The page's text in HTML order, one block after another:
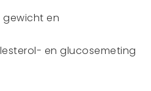
gewicht en
en glucosemeting